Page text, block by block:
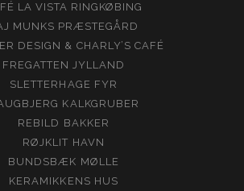
LA VISTA RINGKØBING
MUNKS PRÆSTEGÅRD
DESIGN & CHARLY’S CAFÉ
FREGATTEN JYLLAND
SLETTERHAGE FYR
KALKGRUBER
REBILD BAKKER
RØJKLIT HAVN
BUNDSBÆK MØLLE
KERAMIKKENS HUS